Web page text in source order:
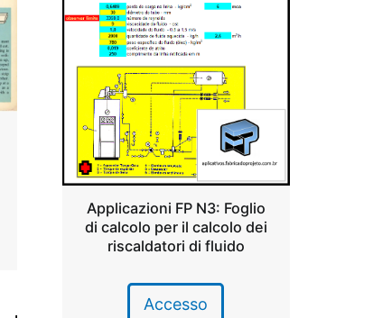
Applicazioni FP N3: Foglio
di calcolo per il calcolo dei
riscaldatori di fluido
Accesso